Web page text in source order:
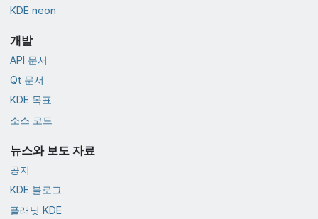
KDE neon
개발
API 문서
Qt 문서
KDE 목표
소스 코드
뉴스와 보도 자료
공지
KDE 블로그
플래닛 KDE